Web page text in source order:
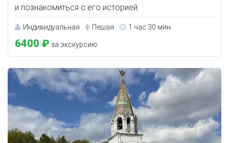
и познакомиться с его историей.
Индивидуальная Пешая 1 час 30 мин.
6400 ₽ за экскурсию